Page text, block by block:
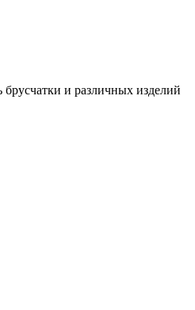
и различных изделий